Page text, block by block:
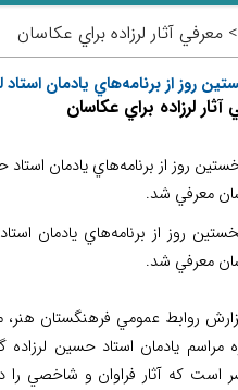
معرفي آثار لرزاده براي عكاسان
روز از برنامه‌هاي يادمان استاد
آثار لرزاده براي عكاسان
روز از برنامه‌هاي يادمان استاد
معرفي شد.
روز از برنامه‌هاي يادمان
معرفي شد.
روابط عمومي فرهنگستان
مراسم يادمان استاد حسين
است كه آثار فراوان و شاخصي